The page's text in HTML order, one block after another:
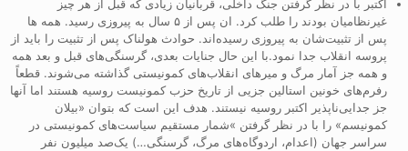
اکتبر با در نظر گرفتن جنگ داخلی، قربانیان زیادی که قبل از هر چیز
غیرنظامیان بودند را طلب کرد. ان پس از ۵ سال به پیروزی رسید. همه ‌ها
پس از تثبیت‌شان به پیروزی رسیده‌اند. حوادث هولناک پس از تثبیت را باید از
پروسه انقلاب جدا نمود.با این حال جنایات بعدی، گرسنگی‌های قبل و بعد همه
و همه جز آمار مرگ و میرهای انقلاب‌های کمونیستی گذاشته ‌می‌شوند. قطعاً
رفرم‌های خونین استالین جزیی از تاریخ حزب کمونیست روسیه هستند اما آنها
جز جدایی‌ناپذیر اکتبر روسیه نیستند. هدف این است که بتوان «بیلان
کمونیسم» را با در نظر گرفتن »شمار مستقیم سیاست‌های کمونیستی در
سراسر جهان (اعدام، اردوگاه‌های مرگ، گرسنگی…) یک‌صد میلیون نفر